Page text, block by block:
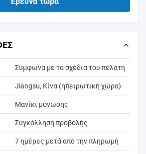
Σύμφωνα με τα σχέδια του πελάτη
Jiangsu, Κίνα (ηπειρωτική χώρα)
Μανίκι μόνωσης
Συγκόλληση προβολής
7 ημέρες μετά από την πληρωμή